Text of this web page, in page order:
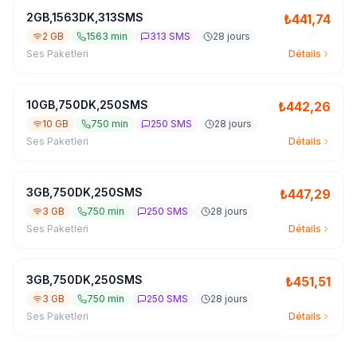
2GB,1563DK,313SMS ₺441,74
2 GB 1563 min 313 SMS
28 jours
Ses Paketleri
Détails
10GB,750DK,250SMS ₺442,26
10 GB 750 min 250 SMS
28 jours
Ses Paketleri
Détails
3GB,750DK,250SMS ₺447,29
3 GB 750 min 250 SMS
28 jours
Ses Paketleri
Détails
3GB,750DK,250SMS ₺451,51
3 GB 750 min 250 SMS
28 jours
Ses Paketleri
Détails